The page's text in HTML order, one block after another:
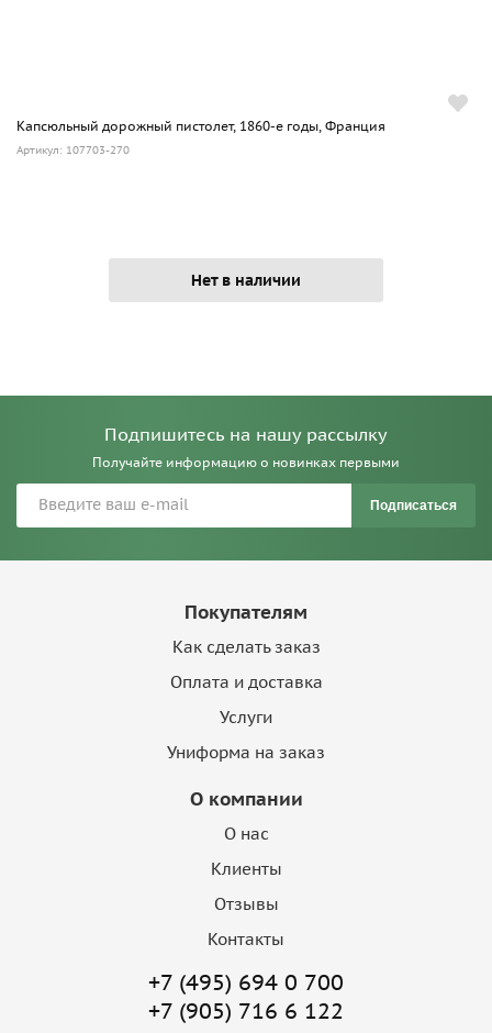
Капсюльный дорожный пистолет, 1860-е годы, Франция
Артикул: 107703-270
Нет в наличии
Подпишитесь на нашу рассылку
Получайте информацию о новинках первыми
Подписаться
Покупателям
Как сделать заказ
Оплата и доставка
Услуги
Униформа на заказ
О компании
О нас
Клиенты
Отзывы
Контакты
+7 (495) 694 0 700
+7 (905) 716 6 122